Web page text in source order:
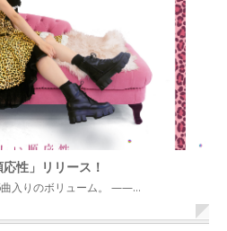
性」リリース！
曲入りのボリューム。 ——…